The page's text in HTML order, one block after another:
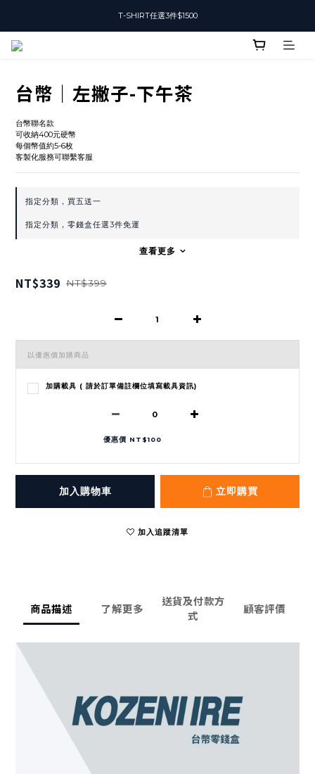
T-SHIRT任選3件$1500
T-SHIRT任選3件$1500
台幣｜左撇子-下午茶
台幣聯名款
可收納400元硬幣
每個幣值約5-6枚
客製化服務可聯繫客服
指定分類，買五送一
指定分類，零錢盒任選3件免運
查看更多
NT$339 NT$399
以優惠價加購商品
加購載具 ( 請於訂單備註欄位填寫載具資訊)
優惠價 NT$100
加入購物車 立即購買
加入追蹤清單
商品描述 了解更多
送貨及付款方
式
顧客評價